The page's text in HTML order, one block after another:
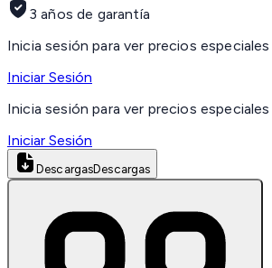
3 años de garantía
Inicia sesión para ver precios especiales
Iniciar Sesión
Inicia sesión para ver precios especiales
Iniciar Sesión
DescargasDescargas